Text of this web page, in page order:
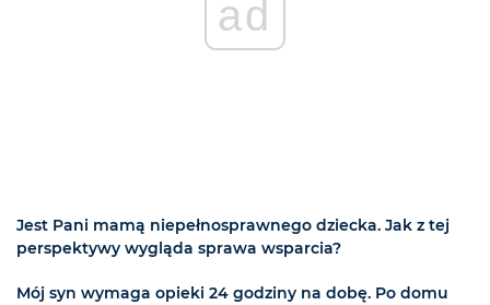
ad
Jest Pani mamą niepełnosprawnego dziecka. Jak z tej
perspektywy wygląda sprawa wsparcia?
Mój syn wymaga opieki 24 godziny na dobę. Po domu